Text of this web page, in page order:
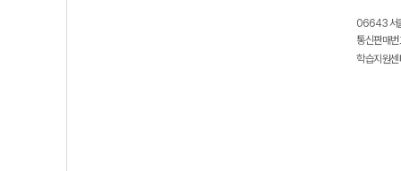
06643 서
통신판매
학습지원